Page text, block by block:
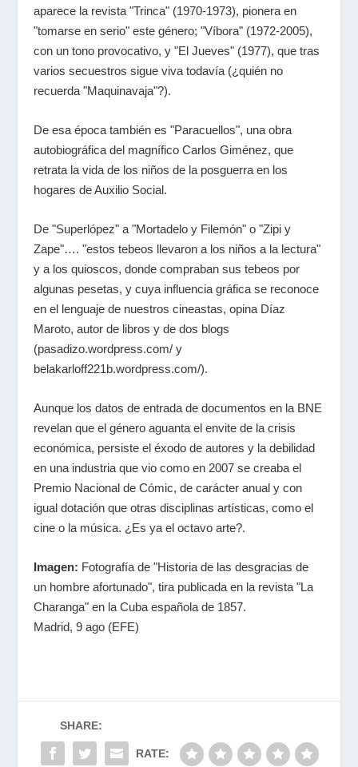
aparece la revista "Trinca" (1970-1973), pionera en
"tomarse en serio" este género; "Víbora" (1972-2005),
con un tono provocativo, y "El Jueves" (1977), que tras
varios secuestros sigue viva todavía (¿quién no
recuerda "Maquinavaja"?).
De esa época también es "Paracuellos", una obra
autobiográfica del magnífico Carlos Giménez, que
retrata la vida de los niños de la posguerra en los
hogares de Auxilio Social.
De "Superlópez" a "Mortadelo y Filemón" o "Zipi y
Zape"…. "estos tebeos llevaron a los niños a la lectura"
y a los quioscos, donde compraban sus tebeos por
algunas pesetas, y cuya influencia gráfica se reconoce
en el lenguaje de nuestros cineastas, opina Díaz
Maroto, autor de libros y de dos blogs
(pasadizo.wordpress.com/ y
belakarloff221b.wordpress.com/).
Aunque los datos de entrada de documentos en la BNE
revelan que el género aguanta el envite de la crisis
económica, persiste el éxodo de autores y la debilidad
en una industria que vio como en 2007 se creaba el
Premio Nacional de Cómic, de carácter anual y con
igual dotación que otras disciplinas artísticas, como el
cine o la música. ¿Es ya el octavo arte?.
Imagen: Fotografía de "Historia de las desgracias de
un hombre afortunado", tira publicada en la revista "La
Charanga" en la Cuba española de 1857.
Madrid, 9 ago (EFE)
SHARE:
RATE: